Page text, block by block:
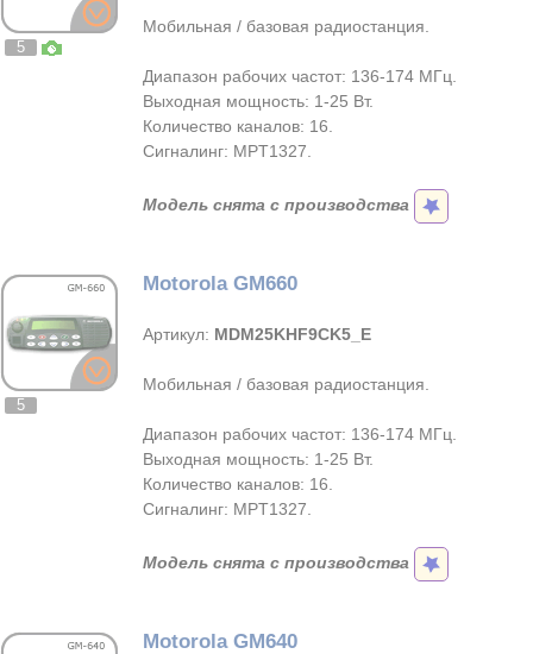
5
Мобильная / базовая радиостанция.
Диапазон рабочих частот: 136-174 МГц.
Выходная мощность: 1-25 Вт.
Количество каналов: 16.
Сигналинг: MPT1327.
Модель снята с производства
5
Motorola GM660
Артикул: MDM25KHF9CK5_E
Мобильная / базовая радиостанция.
Диапазон рабочих частот: 136-174 МГц.
Выходная мощность: 1-25 Вт.
Количество каналов: 16.
Сигналинг: MPT1327.
Модель снята с производства
Motorola GM640